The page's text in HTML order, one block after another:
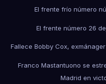
El frente frío número
El frente número 26
Fallece Bobby Cox,
Franco Mastantuono se
Madrid en